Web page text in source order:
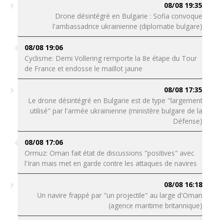
08/08 19:35
Drone désintégré en Bulgarie : Sofia convoque
l'ambassadrice ukrainienne (diplomatie bulgare)
08/08 19:06
Cyclisme: Demi Vollering remporte la 8e étape du Tour
de France et endosse le maillot jaune
08/08 17:35
Le drone désintégré en Bulgarie est de type "largement
utilisé" par l'armée ukrainienne (ministère bulgare de la
Défense)
08/08 17:06
Ormuz: Oman fait état de discussions "positives" avec
l'Iran mais met en garde contre les attaques de navires
08/08 16:18
Un navire frappé par "un projectile" au large d'Oman
(agence maritime britannique)